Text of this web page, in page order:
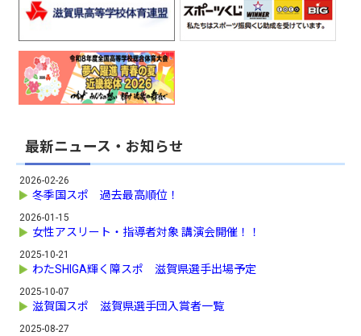
最新ニュース・お知らせ
2026-02-26
冬季国スポ 過去最高順位！
2026-01-15
女性アスリート・指導者対象 講演会開催！！
2025-10-21
わたSHIGA輝く障スポ 滋賀県選手出場予定
2025-10-07
滋賀国スポ 滋賀県選手団入賞者一覧
2025-08-27